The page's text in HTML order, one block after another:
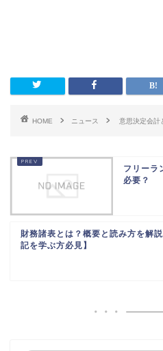
HOME ニュース 意思決定会計
フリーラ
必要？
財務諸表とは？概要と読み方を解
記を学ぶ方必見】